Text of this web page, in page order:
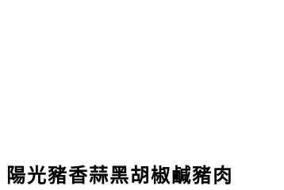
陽光豬香蒜黑胡椒鹹豬肉